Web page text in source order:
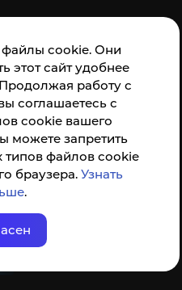
cookie. Они
этот сайт удобнее
работу с
соглашаетесь с
cookie вашего
можете запретить
типов файлов cookie
браузера.Узнать
.
а так же по прямой
2001–2026